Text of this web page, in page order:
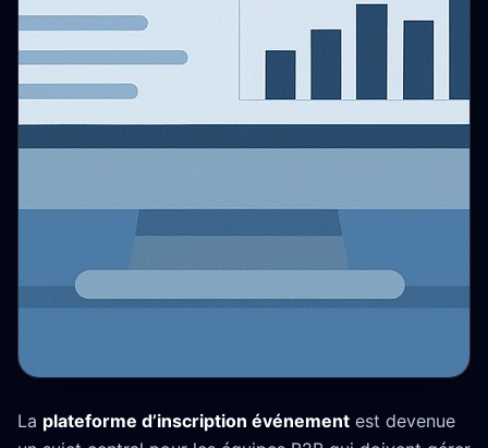
La plateforme d’inscription événement est devenue